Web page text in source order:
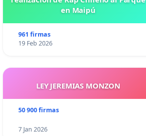
en Maipú
961 firmas
19 Feb 2026
LEY JEREMIAS MONZON
50 900 firmas
7 Jan 2026